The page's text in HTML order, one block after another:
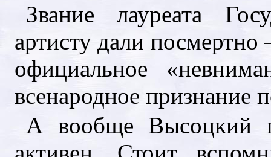
Звание лауреата
артисту дали
официальное
всенародное признание
А вообще Высоцкий